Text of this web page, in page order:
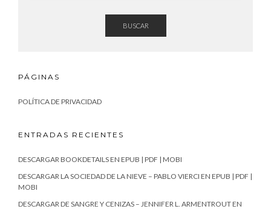
BUSCAR
PÁGINAS
POLÍTICA DE PRIVACIDAD
ENTRADAS RECIENTES
DESCARGAR BOOKDETAILS EN EPUB | PDF | MOBI
DESCARGAR LA SOCIEDAD DE LA NIEVE – PABLO VIERCI EN EPUB | PDF |
MOBI
DESCARGAR DE SANGRE Y CENIZAS – JENNIFER L. ARMENTROUT EN